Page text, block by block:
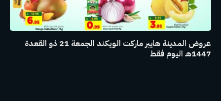
عروض المدينة هايبر ماركت الويكند الجمعة 21 ذو القعدة
1447هـ اليوم فقط